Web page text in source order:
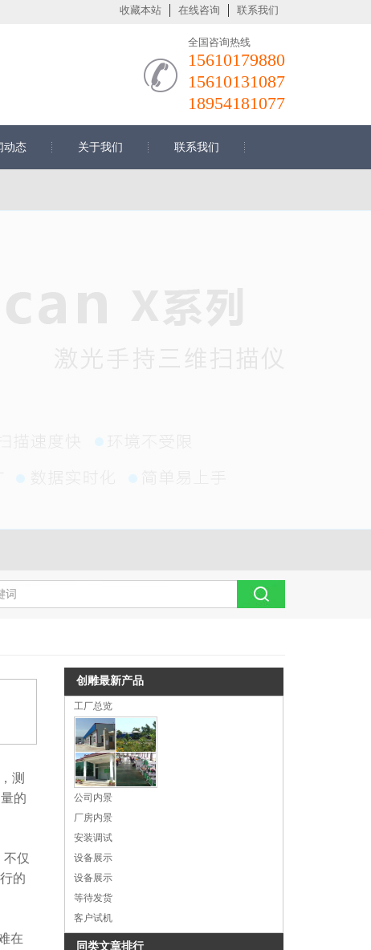
收藏本站 在线咨询 联系我们
全国咨询热线
15610179880
15610131087
18954181077
动态 关于我们 联系我们
测
的
仅
的
在
创雕最新产品
工厂总览
公司内景
厂房内景
安装调试
设备展示
设备展示
等待发货
客户试机
同类文章排行